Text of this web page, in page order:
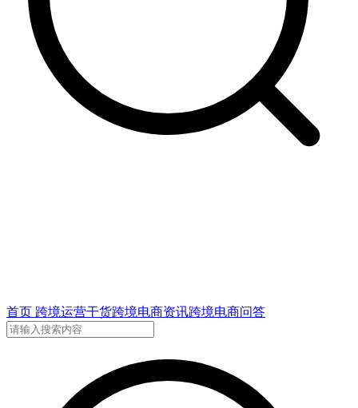
首页 跨境运营干货跨境电商资讯跨境电商问答